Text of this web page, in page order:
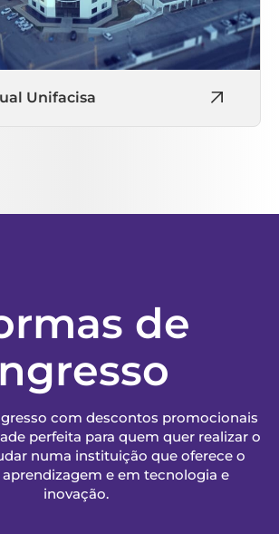
Unifacisa
de
com descontos promocionais
perfeita para quem quer realizar o
numa instituição que oferece o
e em tecnologia e
inovação.